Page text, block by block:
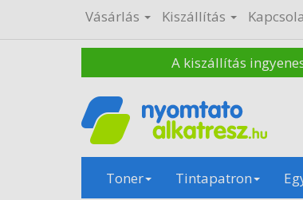
Vásárlás Kiszállítás
A kiszállítás
Toner Tintapatron